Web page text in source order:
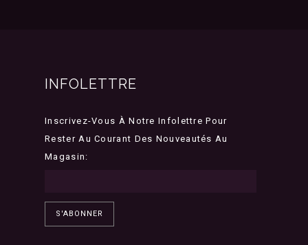
INFOLETTRE
Inscrivez-Vous À Notre Infolettre Pour
Rester Au Courant Des Nouveautés Au
Magasin:
S'ABONNER